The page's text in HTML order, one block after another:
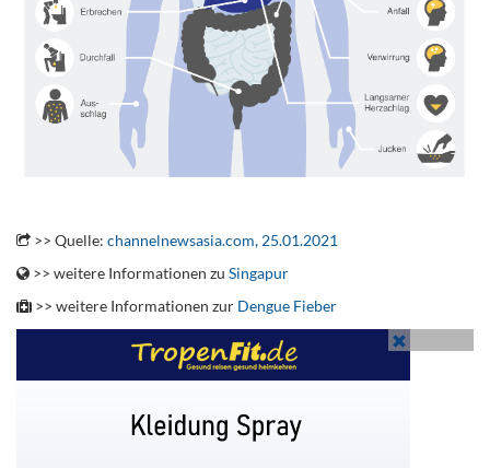
>> Quelle: channelnewsasia.com, 25.01.2021
>> weitere Informationen zu Singapur
>> weitere Informationen zur Dengue Fieber